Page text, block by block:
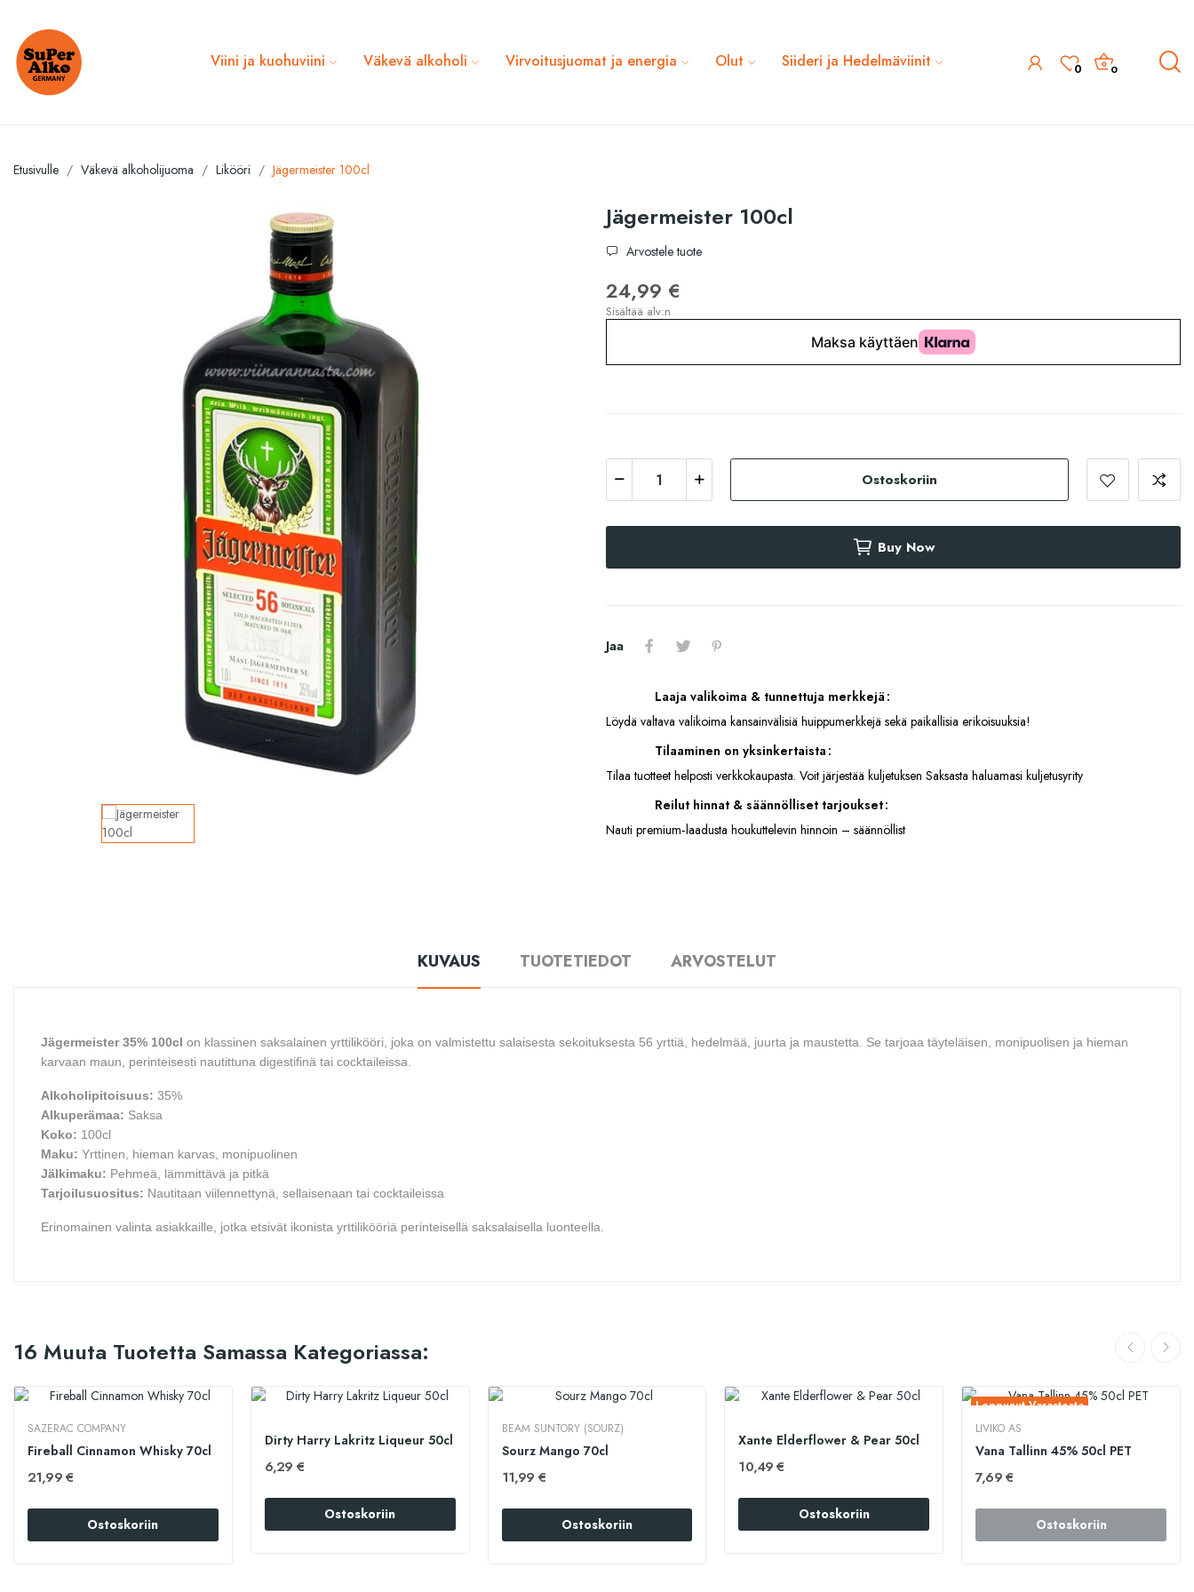
Viini ja kuohuviini Väkevä alkoholi Virvoitusjuomat ja energia Olut Siideri ja Hedelmäviinit 0 0
Etusivulle Väkevä alkoholijuoma Likööri Jägermeister 100cl
Jägermeister 100cl
Arvostele tuote
24,99 €
Sisältää alv:n
Ostoskoriin
Buy Now
Jaa
Laaja valikoima & tunnettuja merkkejä
Löydä valtava valikoima kansainvälisiä huippumerkkejä sekä paikallisia erikoisuuksia!
Tilaaminen on yksinkertaista
Tilaa tuotteet helposti verkkokaupasta. Voit järjestää kuljetuksen Saksasta haluamasi kuljetusyrity
Reilut hinnat & säännölliset tarjoukset
Nauti premium‑laadusta houkuttelevin hinnoin – säännöllist
KUVAUS TUOTETIEDOT ARVOSTELUT
Jägermeister 35% 100cl on klassinen saksalainen yrttilikööri, joka on valmistettu salaisesta sekoituksesta 56 yrttiä, hedelmää, juurta ja maustetta. Se tarjoaa täyteläisen, monipuolisen ja hieman
karvaan maun, perinteisesti nautittuna digestifinä tai cocktaileissa.
Alkoholipitoisuus: 35%
Alkuperämaa: Saksa
Koko: 100cl
Maku: Yrttinen, hieman karvas, monipuolinen
Jälkimaku: Pehmeä, lämmittävä ja pitkä
Tarjoilusuositus: Nautitaan viilennettynä, sellaisenaan tai cocktaileissa
Erinomainen valinta asiakkaille, jotka etsivät ikonista yrttilikööriä perinteisellä saksalaisella luonteella.
16 Muuta Tuotetta Samassa Kategoriassa:
SAZERAC COMPANY
Fireball Cinnamon Whisky 70cl
21,99 €
Ostoskoriin
Dirty Harry Lakritz Liqueur 50cl
6,29 €
Ostoskoriin
BEAM SUNTORY (SOURZ)
Sourz Mango 70cl
11,99 €
Ostoskoriin
Xante Elderflower & Pear 50cl
10,49 €
Ostoskoriin
Loppunut Varastosta
LIVIKO AS
Vana Tallinn 45% 50cl PET
7,69 €
Ostoskoriin